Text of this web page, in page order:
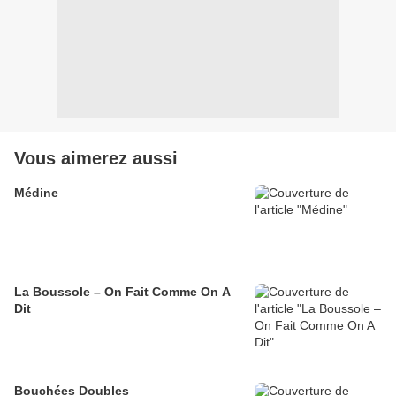
Vous aimerez aussi
Médine
La Boussole – On Fait Comme On A
Dit
Bouchées Doubles